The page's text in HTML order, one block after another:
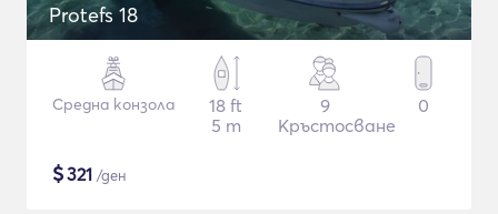
Protefs 18
Средна конзола
18 ft
5 m
9
Кръстосване
0
$321 /ден